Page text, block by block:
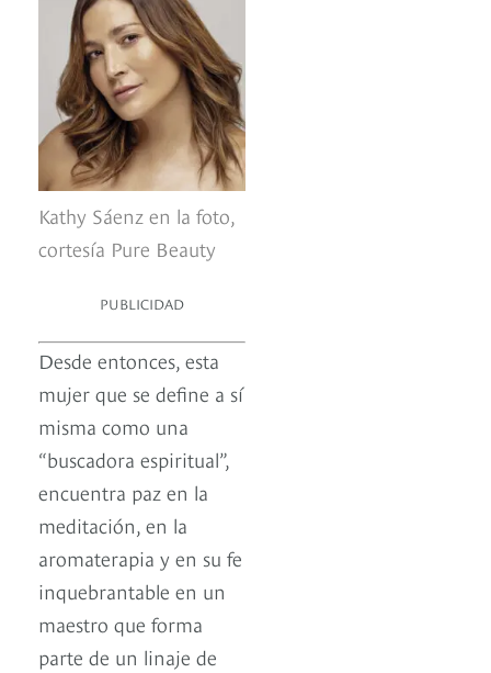
Kathy Sáenz en la foto,
cortesía Pure Beauty
PUBLICIDAD
Desde entonces, esta
mujer que se define a sí
misma como una
“buscadora espiritual”,
encuentra paz en la
meditación, en la
aromaterapia y en su fe
inquebrantable en un
maestro que forma
parte de un linaje de